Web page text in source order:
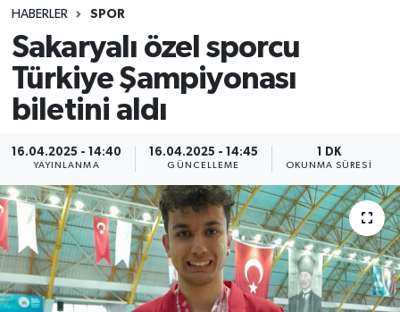
HABERLER SPOR
Sakaryalı özel sporcu
Türkiye Şampiyonası
biletini aldı
16.04.2025 - 14:40
YAYINLANMA
16.04.2025 - 14:45
GÜNCELLEME
1 DK
OKUNMA SÜRESI